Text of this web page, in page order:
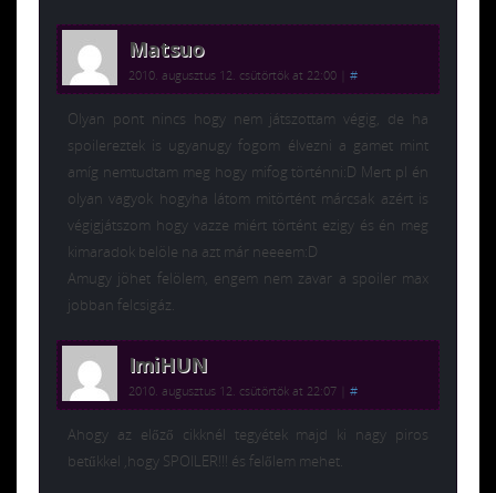
Matsuo
2010. augusztus 12. csütörtök at 22:00 #
Olyan pont nincs hogy nem játszottam végig, de ha
spoilereztek is ugyanugy fogom élvezni a gamet mint
amíg nemtudtam meg hogy mifog történni:D Mert pl én
olyan vagyok hogyha látom mitörtént márcsak azért is
végigjátszom hogy vazze miért történt ezigy és én meg
kimaradok belöle na azt már neeeem:D
Amugy jöhet felölem, engem nem zavar a spoiler max
jobban felcsigáz.
ImiHUN
2010. augusztus 12. csütörtök at 22:07 #
Ahogy az előző cikknél tegyétek majd ki nagy piros
betűkkel ,hogy SPOILER!!! és felőlem mehet.